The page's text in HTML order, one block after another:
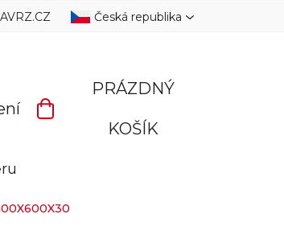
Česká republika
NÁKUPNÍ
PRÁZDNÝ
KOŠÍK